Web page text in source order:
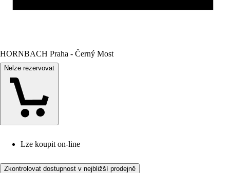
HORNBACH Praha - Černý Most
Nelze rezervovat
Lze koupit on-line
Zkontrolovat dostupnost v nejbližší prodejně